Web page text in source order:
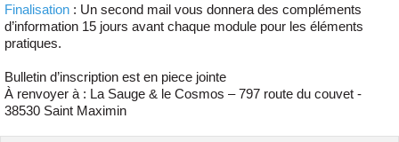
Finalisation : Un second mail vous donnera des compléments
d’information 15 jours avant chaque module pour les éléments
pratiques.
Bulletin d’inscription est en piece jointe
À renvoyer à : La Sauge & le Cosmos – 797 route du couvet -
38530 Saint Maximin